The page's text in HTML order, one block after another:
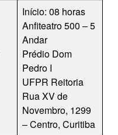
Início: 08 horas
Anfiteatro 500 – 5
Andar
Prédio Dom
Pedro I
UFPR Reitoria
Rua XV de
Novembro, 1299
– Centro, Curitiba